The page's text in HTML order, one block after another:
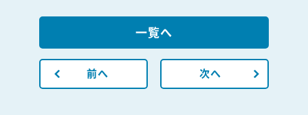
前へ
一覧へ
次へ